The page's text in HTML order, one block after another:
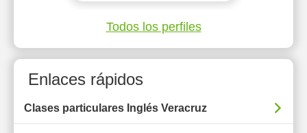
Todos los perfiles
Enlaces rápidos
Clases particulares Inglés Veracruz